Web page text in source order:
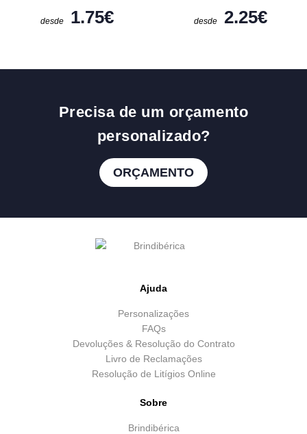
desde 1.75€ desde 2.25€
Precisa de um orçamento
personalizado?
ORÇAMENTO
Ajuda
Personalizações
FAQs
Devoluções & Resolução do Contrato
Livro de Reclamações
Resolução de Litígios Online
Sobre
Brindibérica